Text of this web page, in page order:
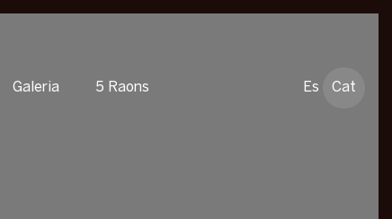
Galeria 5 Raons Es Cat